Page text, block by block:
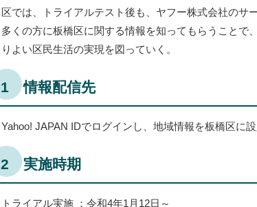
区では、トライアルテスト後も、ヤフー株式会社のサ
多くの方に板橋区に関する情報を知ってもらうことで
りよい区民生活の実現を図っていく。
1 情報配信先
Yahoo! JAPAN IDでログインし、地域情報を板橋区に
2 実施時期
トライアル実施 ：令和4年1月12日～